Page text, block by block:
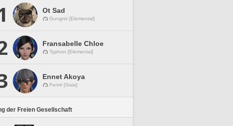
Ot Sad
Gungnir [Elemental]
Fransabelle Chloe
Typhon [Elemental]
Ennet Akoya
Fenrir [Gaia]
der Freien Gesellschaft